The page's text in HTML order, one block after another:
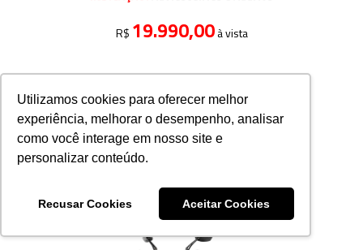
Utilizamos cookies para oferecer melhor
experiência, melhorar o desempenho, analisar
como você interage em nosso site e
personalizar conteúdo.
Recusar Cookies Aceitar Cookies
R$ 19.990,00à vista
QUADRICICLO DAKAR 200